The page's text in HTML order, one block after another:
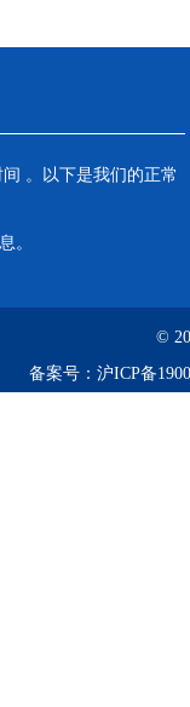
。以下是我们的正常
。
©
备案号： 沪ICP备